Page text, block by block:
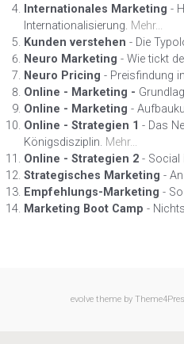
Internationales Marketing -
Internationalisierung. Mehr...
Kunden verstehen - Die
Neuro Marketing - Wie tickt
Neuro Pricing - Preisfindung
Online - Marketing -
Online - Marketing -
Online - Strategien 1 - Das
Königsdisziplin. Mehr...
Online - Strategien 2 - Social
Strategisches Marketing -
Empfehlungs-Marketing -
Marketing Boot Camp -
evolvetheme by